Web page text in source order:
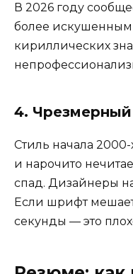
В 2026 году
более
кириллических
4. Чрезмерный
Стиль начала
и нарочито
спад. Дизайнеры
Если шрифт мешает
секунды — это